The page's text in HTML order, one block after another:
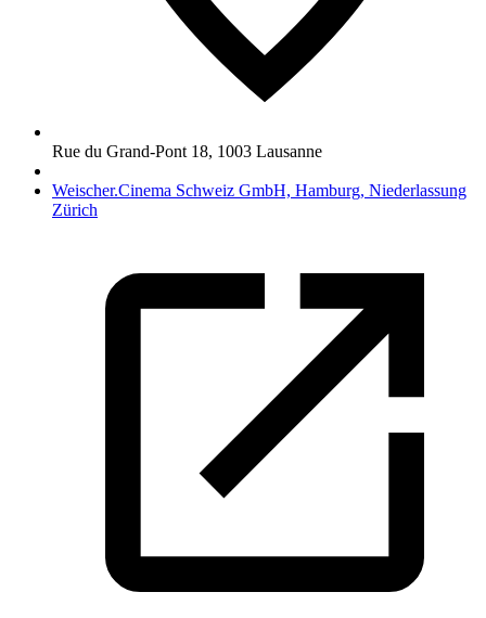
Rue du Grand-Pont 18, 1003 Lausanne
Weischer.Cinema Schweiz GmbH, Hamburg, Niederlassung
Zürich